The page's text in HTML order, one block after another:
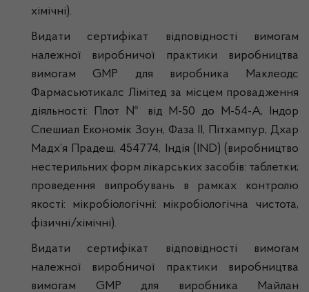
хімічні).
Видати сертифікат відповідності вимогам
належної виробничої практики виробництва
вимогам GMP для виробника Маклеодс
Фармасьютикалс Лімітед за місцем провадження
діяльності: Плот № від М-50 до M-54-А, Індор
Спешиал Економік Зоун, Фаза II, Пітхампур, Дхар
Мадх’я Прадеш, 454774, Індія (IND) (виробництво
нестерильних форм лікарських засобів: таблетки;
проведення випробувань в рамках контролю
якості: мікробіологічні: мікробіологічна чистота,
фізичні/хімічні).
Видати сертифікат відповідності вимогам
належної виробничої практики виробництва
вимогам GMP для виробника Майлан